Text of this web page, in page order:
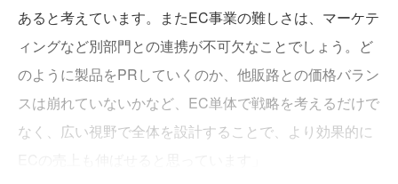
あると考えています。またEC事業の難しさは、マーケテ
ィングなど別部門との連携が不可欠なことでしょう。ど
のように製品をPRしていくのか、他販路との価格バラン
スは崩れていないかなど、EC単体で戦略を考えるだけで
なく、広い視野で全体を設計することで、より効果的に